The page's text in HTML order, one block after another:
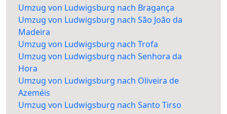
Umzug von Ludwigsburg nach Bragança
Umzug von Ludwigsburg nach São João da
Madeira
Umzug von Ludwigsburg nach Trofa
Umzug von Ludwigsburg nach Senhora da
Hora
Umzug von Ludwigsburg nach Oliveira de
Azeméis
Umzug von Ludwigsburg nach Santo Tirso